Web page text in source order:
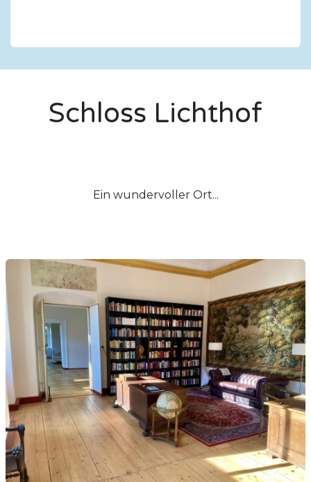
Schloss Lichthof
Ein wundervoller Ort...